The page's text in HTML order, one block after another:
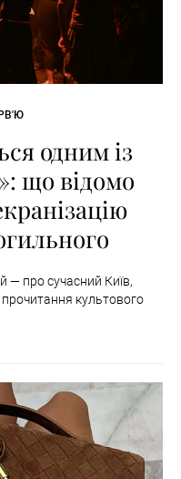
одним із
що відомо
— про сучасний Київ,
прочитання культового